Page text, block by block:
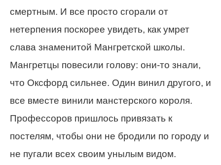
смертным. И все просто сгорали от
нетерпения поскорее увидеть, как умрет
слава знаменитой Мангретской школы.
Мангретцы повесили голову: они-то знали,
что Оксфорд сильнее. Один винил другого, и
все вместе винили манстерского короля.
Профессоров пришлось привязать к
постелям, чтобы они не бродили по городу и
не пугали всех своим унылым видом.